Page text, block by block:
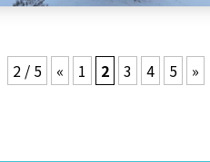
2 / 5 « 1 2 3 4 5 »